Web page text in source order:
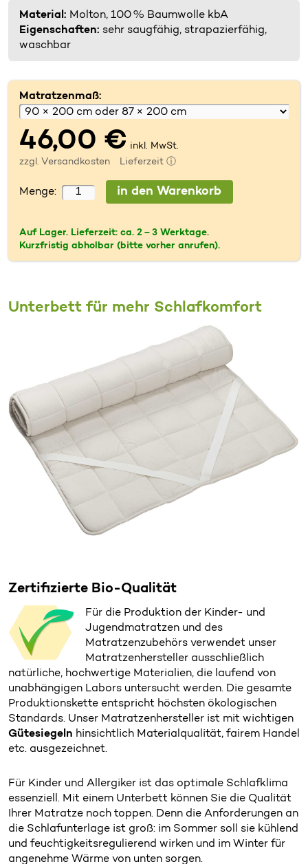
Material: Molton, 100 % Baumwolle kbA
Eigenschaften: sehr saugfähig, strapazierfähig,
waschbar
Matratzenmaß:
46,00 € inkl. MwSt.
zzgl. Versandkosten Lieferzeit ⓘ
Menge:
Auf Lager. Lieferzeit: ca. 2 – 3 Werktage.
Kurzfristig abholbar (bitte vorher anrufen).
Unterbett für mehr Schlafkomfort
Für Kinder und Allergiker ist das optimale Schlafklima
essenziell. Mit einem Unterbett können Sie die Qualität
Ihrer Matratze noch toppen. Denn die Anforderungen an
die Schlafunterlage ist groß: im Sommer soll sie kühlend
und feuchtigkeitsregulierend wirken und im Winter für
angenehme Wärme von unten sorgen.
Zertifizierte Bio-Qualität
Für die Produktion der Kinder- und
Jugendmatratzen und des
Matratzenzubehörs verwendet unser
Matratzenhersteller ausschließlich
natürliche, hochwertige Materialien, die laufend von
unabhängigen Labors untersucht werden. Die gesamte
Produktionskette entspricht höchsten ökologischen
Standards. Unser Matratzenhersteller ist mit wichtigen
Gütesiegeln hinsichtlich Materialqualität, fairem Handel
etc. ausgezeichnet.